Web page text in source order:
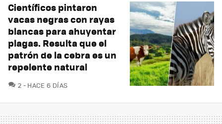
Científicos pintaron
vacas negras con rayas
blancas para ahuyentar
plagas. Resulta que el
patrón de la cebra es un
repelente natural
2 COMENTARIOS
HACE 6 DÍAS